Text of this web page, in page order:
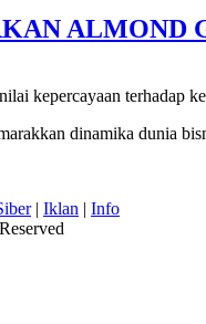
ALMOND
kepercayaan terhadap
dinamika dunia
| Iklan | Info